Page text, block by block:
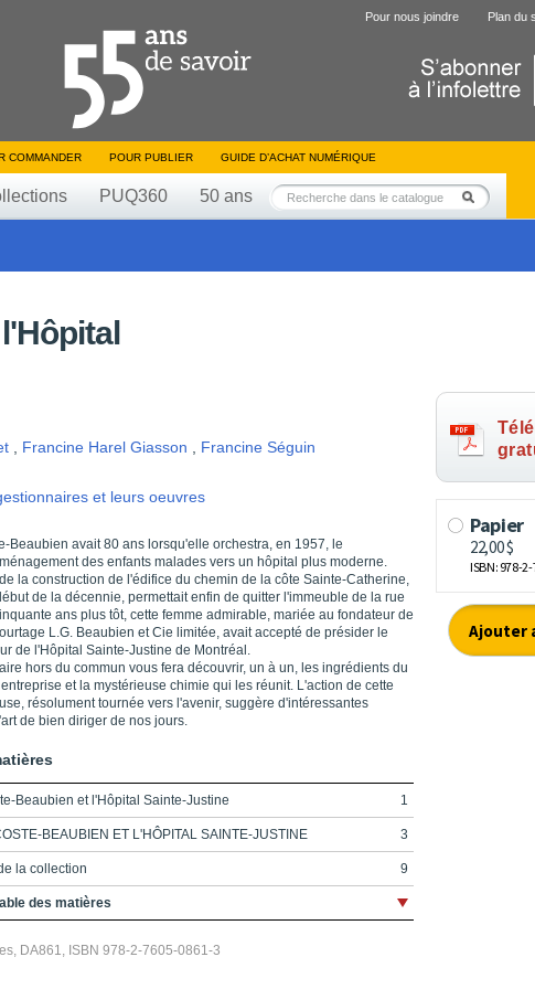
Pour nous joindre Plan du
COMMANDER POUR PUBLIER GUIDE D’ACHAT NUMÉRIQUE
PUQ360 50 ans
Francine Harel Giasson
Francine Séguin
et leurs oeuvres
Beaubien avait 80 ans lorsqu'elle orchestra, en 1957, le
des enfants malades vers un hôpital plus moderne.
la construction de l'édifice du chemin de la côte Sainte-Catherine,
de la décennie, permettait enfin de quitter l'immeuble de la rue
ans plus tôt, cette femme admirable, mariée au fondateur de
L.G. Beaubien et Cie limitée, avait accepté de présider le
de l'Hôpital Sainte-Justine de Montréal.
hors du commun vous fera découvrir, un à un, les ingrédients du
et la mystérieuse chimie qui les réunit. L'action de cette
résolument tournée vers l'avenir, suggère d'intéressantes
de bien diriger de nos jours.
Beaubien et l'Hôpital Sainte-Justine 1
BEAUBIEN ET L'HÔPITAL SAINTE-JUSTINE 3
la collection 9
15
des matières
DA861, ISBN 978-2-7605-0861-3